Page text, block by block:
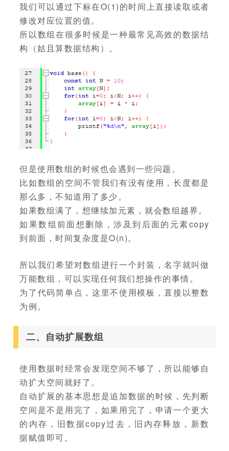
我们可以通过下标在O(1)的时间上直接读取或者
修改对应位置的值。
所以数组在很多时候是一种最常见高效的数据结
构（姑且算数据结构）。
但是使用数组的时候也会遇到一些问题。
比如数组的空间不管我们有没有使用，长度都是
那么多，不知道用了多少。
如果数组满了，想继续加元素，就会数组越界。
如果数组前面想删除，涉及到后面的元素copy
到前面，时间复杂度是O(n)。
所以我们希望对数组进行一个封装，名字就叫做
万能数组，可以实现任何我们想操作的事情。
为了代码简单点，这里不使用模板，直接以整数
为例。
二、自动扩展数组
使用数据时经常会发现空间不够了，所以能够自
动扩大空间就好了。
自动扩展的基本思想是追加数据的时候，先判断
空间是不是用完了，如果用完了，申请一个更大
的内存，旧数据copy过去，旧内存释放，新数
据赋值即可。